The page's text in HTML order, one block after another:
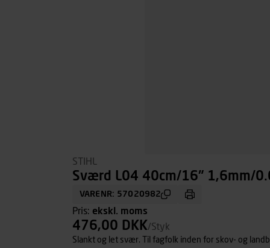
STIHL
Sværd L04 40cm/16" 1,6mm/
VARENR: 57020982
Pris: ekskl. moms
476,00 DKK/Styk
Slankt og let svær. Til fagfolk inden for skov- og